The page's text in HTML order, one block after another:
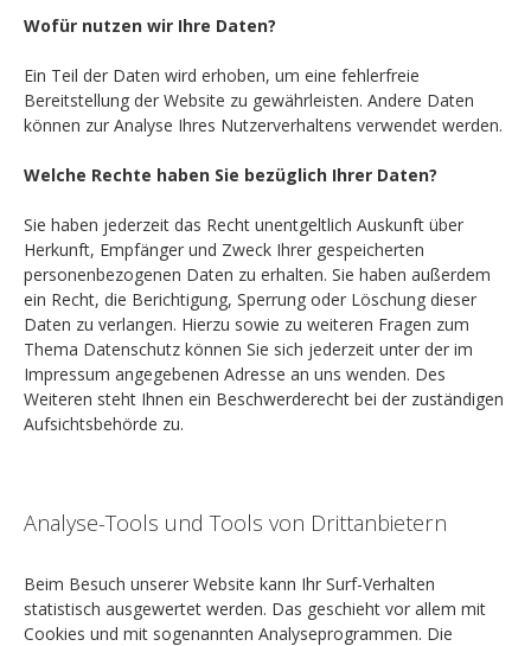
Wofür nutzen wir Ihre Daten?
Ein Teil der Daten wird erhoben, um eine fehlerfreie
Bereitstellung der Website zu gewährleisten. Andere Daten
können zur Analyse Ihres Nutzerverhaltens verwendet werden.
Welche Rechte haben Sie bezüglich Ihrer Daten?
Sie haben jederzeit das Recht unentgeltlich Auskunft über
Herkunft, Empfänger und Zweck Ihrer gespeicherten
personenbezogenen Daten zu erhalten. Sie haben außerdem
ein Recht, die Berichtigung, Sperrung oder Löschung dieser
Daten zu verlangen. Hierzu sowie zu weiteren Fragen zum
Thema Datenschutz können Sie sich jederzeit unter der im
Impressum angegebenen Adresse an uns wenden. Des
Weiteren steht Ihnen ein Beschwerderecht bei der zuständigen
Aufsichtsbehörde zu.
Analyse-Tools und Tools von Drittanbietern
Beim Besuch unserer Website kann Ihr Surf-Verhalten
statistisch ausgewertet werden. Das geschieht vor allem mit
Cookies und mit sogenannten Analyseprogrammen. Die